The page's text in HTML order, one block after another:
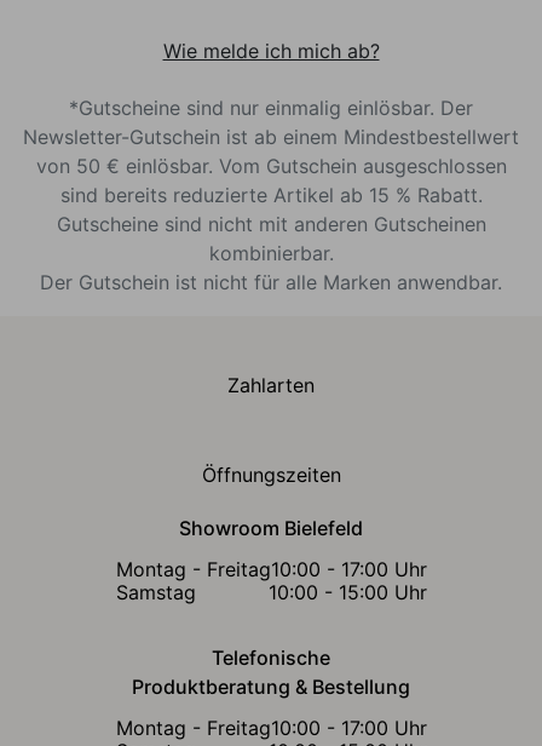
Wie melde ich mich ab?
*Gutscheine sind nur einmalig einlösbar. Der
Newsletter-Gutschein ist ab einem Mindestbestellwert
von 50 € einlösbar. Vom Gutschein ausgeschlossen
sind bereits reduzierte Artikel ab 15 % Rabatt.
Gutscheine sind nicht mit anderen Gutscheinen
kombinierbar.
Der Gutschein ist nicht für alle Marken anwendbar.
Zahlarten
Öffnungszeiten
Showroom Bielefeld
Montag - Freitag10:00 - 17:00 Uhr
Samstag
10:00 - 15:00 Uhr
Telefonische
Produktberatung & Bestellung
Montag - Freitag10:00 - 17:00 Uhr